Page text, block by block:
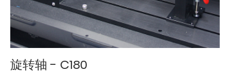
旋转轴 - C180